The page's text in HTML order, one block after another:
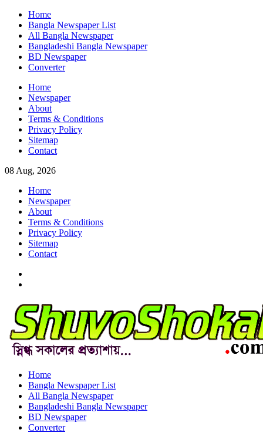
Skip
content
Home
Bangla Newspaper List
All Bangla Newspaper
Bangladeshi Bangla Newspaper
BD Newspaper
Converter
Home
Newspaper
About
Terms & Conditions
Privacy Policy
Sitemap
Contact
08 Aug, 2026
Home
Newspaper
About
Terms & Conditions
Privacy Policy
Sitemap
Contact
Home
Bangla Newspaper List
All Bangla Newspaper
Bangladeshi Bangla Newspaper
BD Newspaper
Converter